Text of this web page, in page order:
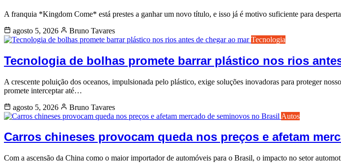
A franquia *Kingdom Come* está prestes a ganhar um novo título, e isso já é motivo suficiente para
agosto 5, 2026
Bruno Tavares
Tecnologia
Tecnologia de bolhas promete barrar plástico nos rios
A crescente poluição dos oceanos, impulsionada pelo plástico, exige soluções inovadoras para proteger
promete interceptar até…
agosto 5, 2026
Bruno Tavares
Autos
Carros chineses provocam queda nos preços e afetam
Com a ascensão da China como o maior importador de automóveis para o Brasil, o impacto no setor